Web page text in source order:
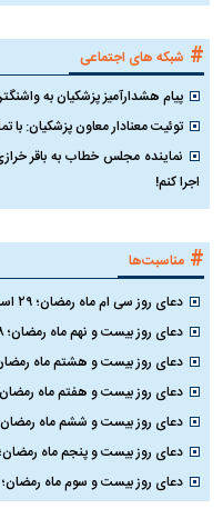
# شبکه های اجتماعی
پیام هشدارآمیز پزشکیان به
توئیت معنادار معاون پزشکیان: با
نماینده مجلس خطاب به باقر
اجرا کنم!
# مناسبت‌ها
دعای روز سی ام ماه رمضان؛ ۲۹ اسفند ۱۴۰۴
دعای روز بیست و نهم ماه رمضان؛ ۲۸ اسفند ۱۴۰۴
دعای روز بیست و هشتم ماه رمضان؛ ۲۷ اسفند
دعای روز بیست و هفتم ماه رمضان؛ ۲۶ اسفند
دعای روز بیست و ششم ماه رمضان؛ ۲۵ اسفند
دعای روز بیست و پنجم ماه رمضان؛ ۲۴ اسفند
دعای روز بیست و سوم ماه رمضان؛ ۲۲ اسفند ۱۴۰۴